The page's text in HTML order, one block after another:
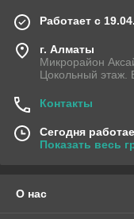
Работает с
г. Алматы
Микрорайон
Цокольный этаж.
Контакты
Сегодня
Показать весь
О нас